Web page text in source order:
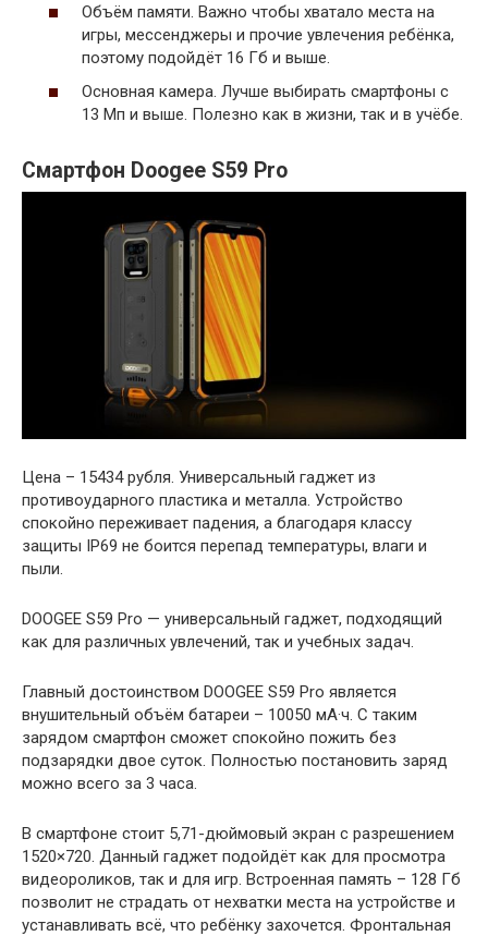
Объём памяти. Важно чтобы хватало места на
игры, мессенджеры и прочие увлечения ребёнка,
поэтому подойдёт 16 Гб и выше.
Основная камера. Лучше выбирать смартфоны с
13 Мп и выше. Полезно как в жизни, так и в учёбе.
Смартфон Doogee S59 Pro
Цена – 15434 рубля. Универсальный гаджет из
противоударного пластика и металла. Устройство
спокойно переживает падения, а благодаря классу
защиты IP69 не боится перепад температуры, влаги и
пыли.
DOOGEE S59 Pro — универсальный гаджет, подходящий
как для различных увлечений, так и учебных задач.
Главный достоинством DOOGEE S59 Pro является
внушительный объём батареи – 10050 мА·ч. С таким
зарядом смартфон сможет спокойно пожить без
подзарядки двое суток. Полностью постановить заряд
можно всего за 3 часа.
В смартфоне стоит 5,71-дюймовый экран с разрешением
1520×720. Данный гаджет подойдёт как для просмотра
видеороликов, так и для игр. Встроенная память – 128 Гб
позволит не страдать от нехватки места на устройстве и
устанавливать всё, что ребёнку захочется. Фронтальная